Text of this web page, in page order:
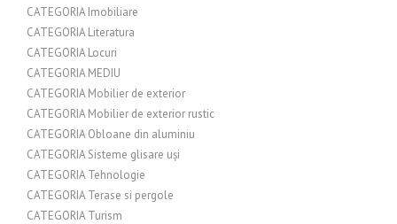
CATEGORIA Imobiliare
CATEGORIA Literatura
CATEGORIA Locuri
CATEGORIA MEDIU
CATEGORIA Mobilier de exterior
CATEGORIA Mobilier de exterior rustic
CATEGORIA Obloane din aluminiu
CATEGORIA Sisteme glisare uși
CATEGORIA Tehnologie
CATEGORIA Terase si pergole
CATEGORIA Turism